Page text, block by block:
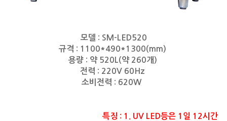
모델 : SM-LED520
규격 : 1100*490*1300(mm)
용량 : 약 520L(약 260개)
전력 : 220V 60Hz
소비전력 : 620W
특징 : 1. UV LED등은 1일 12시간